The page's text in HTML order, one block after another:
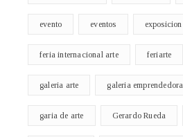
evento eventos exposicion
feria internacional arte feriarte
galeria arte galeria emprendedora
garia de arte Gerardo Rueda